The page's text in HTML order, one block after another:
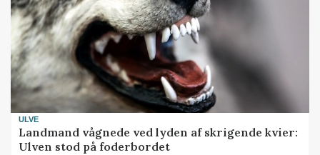
ULVE
Landmand vågnede ved lyden af skrigende kvier:
Ulven stod på foderbordet